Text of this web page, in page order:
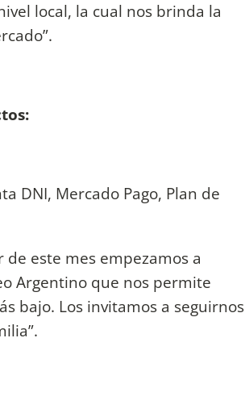
local, la cual nos brinda la
DNI, Mercado Pago, Plan de
este mes empezamos a
Argentino que nos permite
bajo. Los invitamos a seguirnos